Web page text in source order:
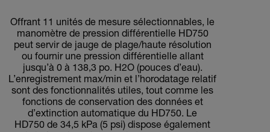
Offrant 11 unités de mesure sélectionnables, le
manomètre de pression différentielle HD750
peut servir de jauge de plage/haute résolution
ou fournir une pression différentielle allant
jusqu’à 0 à 138,3 po. H2O (pouces d’eau).
L’enregistrement max/min et l’horodatage relatif
sont des fonctionnalités utiles, tout comme les
fonctions de conservation des données et
d’extinction automatique du HD750. Le
HD750 de 34,5 kPa (5 psi) dispose également